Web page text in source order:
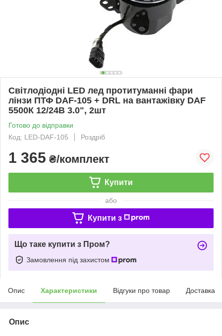
Світлодіодні LED лед протитуманні фари
лінзи ПТФ DAF-105 + DRL на вантажівку DAF
5500К 12/24В 3.0", 2шт
Готово до відправки
Код: LED-DAF-105
Роздріб
1 365 ₴/комплект
Купити
або
Купити з
Що таке купити з Пром?
Замовлення під захистом
Опис Характеристики Відгуки про товар Доставка
Опис